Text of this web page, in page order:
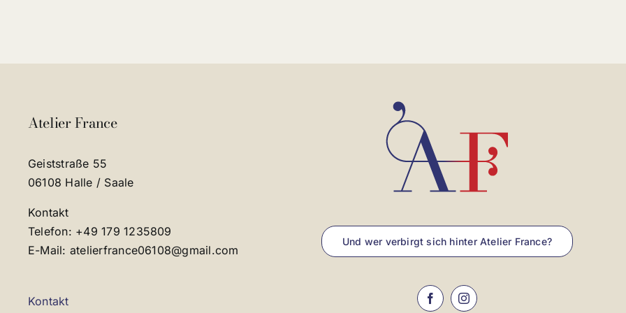
Atelier France
Geiststraße 55
06108 Halle / Saale
Kontakt
Telefon: +49 179 1235809
E-Mail: atelierfrance06108@gmail.com
Kontakt
Und wer verbirgt sich hinter Atelier France?